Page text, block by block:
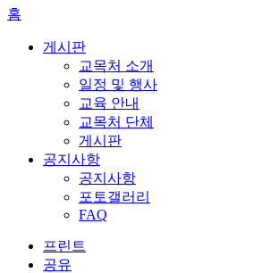
홈
게시판
교목처 소개
일정 및 행사
교육 안내
교목처 단체
게시판
공지사항
공지사항
포토갤러리
FAQ
프린트
공유